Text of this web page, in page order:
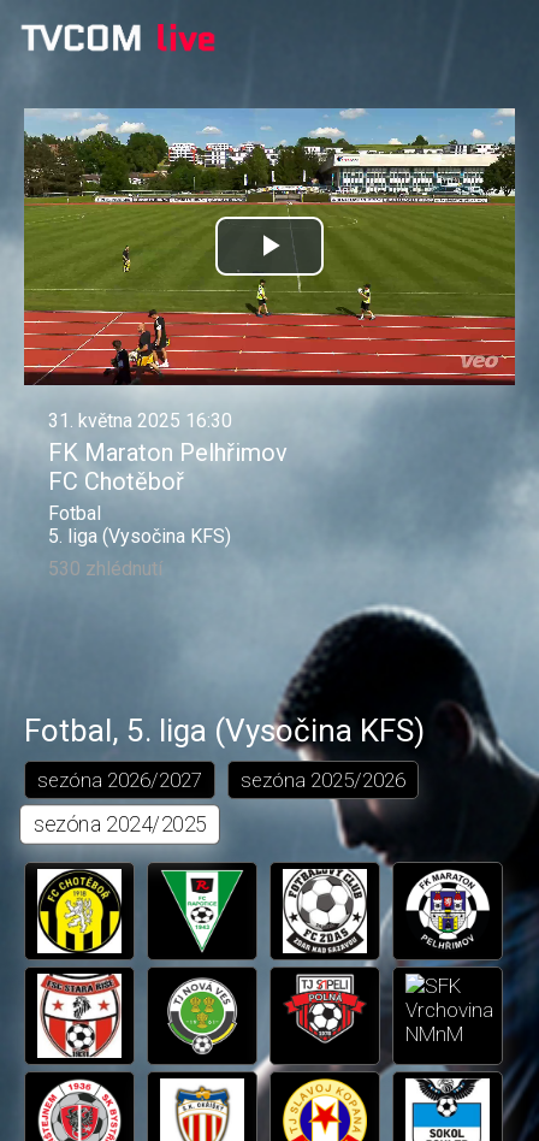
Přehrát
video
31. května 2025 16:30
FK Maraton Pelhřimov
FC Chotěboř
Fotbal
5. liga (Vysočina KFS)
530 zhlédnutí
Fotbal, 5. liga (Vysočina KFS)
sezóna 2026/2027 sezóna 2025/2026
sezóna 2024/2025